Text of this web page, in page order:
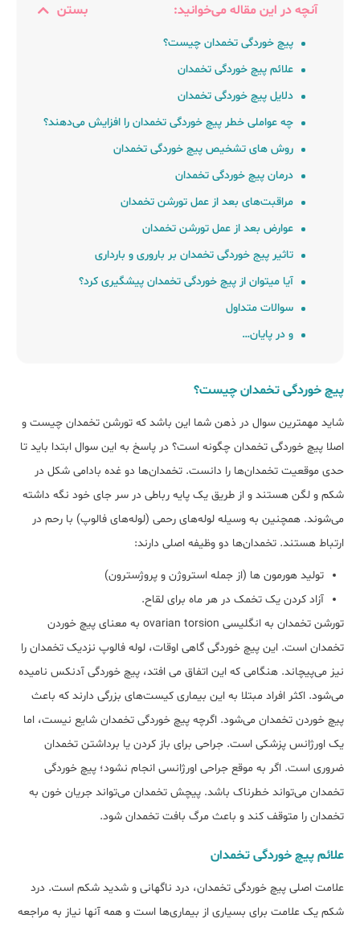
آنچه در این مقاله می‌خوانید: بستن
پیچ خوردگی تخمدان چیست؟
علائم پیچ خوردگی تخمدان
دلایل پیچ خوردگی تخمدان
چه عواملی خطر پیچ خوردگی تخمدان را افزایش می‌دهند؟
روش های تشخیص پیچ خوردگی تخمدان
درمان پیچ خوردگی تخمدان
مراقبت‌های بعد از عمل تورشن تخمدان
عوارض بعد از عمل تورشن تخمدان
تاثیر پیج خوردگی تخمدان بر باروری و بارداری
آیا میتوان از پیچ خوردگی تخمدان پیشگیری کرد؟
سوالات متداول
و در پایان…
پیچ خوردگی تخمدان چیست؟
شاید مهمترین سوال در ذهن شما این باشد که تورشن تخمدان چیست و
اصلا پیچ خوردگی تخمدان چگونه است؟ در پاسخ به این سوال ابتدا باید تا
حدی موقعیت تخمدان‌ها را دانست. تخمدان‌ها دو غده بادامی شکل در
شکم و لگن هستند و از طریق یک پایه رباطی در سر جای خود نگه داشته
می‌شوند. همچنین به وسیله لوله‌های رحمی (لوله‌های فالوپ) با رحم در
ارتباط هستند. تخمدان‌ها دو وظیفه اصلی دارند:
تولید هورمون ها (از جمله استروژن و پروژسترون)
آزاد کردن یک تخمک در هر ماه برای لقاح.
تورشن تخمدان به انگلیسی ovarian torsion به معنای پیچ خوردن
تخمدان است. این پیچ خوردگی گاهی اوقات، لوله فالوپ نزدیک تخمدان را
نیز می‌پیچاند. هنگامی که این اتفاق می افتد، پیچ خوردگی آدنکس نامیده
می‌شود. اکثر افراد مبتلا به این بیماری کیست‌های بزرگی دارند که باعث
پیچ خوردن تخمدان می‌شود. اگرچه پیچ خوردگی تخمدان شایع نیست، اما
یک اورژانس پزشکی است. جراحی برای باز کردن یا برداشتن تخمدان
ضروری است. اگر به موقع جراحی اورژانسی انجام نشود؛ پیچ خوردگی
تخمدان می‌تواند خطرناک باشد. پیچش تخمدان می‌تواند جریان خون به
تخمدان را متوقف کند و باعث مرگ بافت تخمدان شود.
علائم پیچ خوردگی تخمدان
علامت اصلی پیچ خوردگی تخمدان، درد ناگهانی و شدید شکم است. درد
شکم یک علامت برای بسیاری از بیماری‌ها است و همه آنها نیاز به مراجعه